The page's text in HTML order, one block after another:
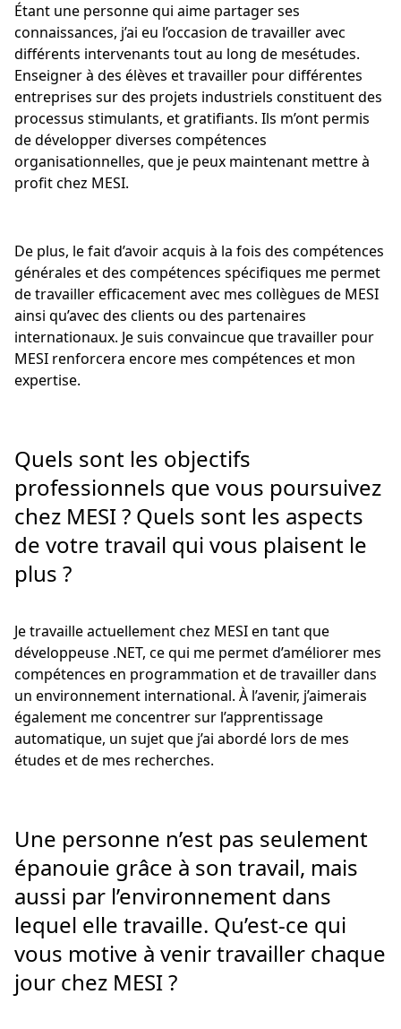
Étant une personne qui aime partager ses
connaissances, j’ai eu l’occasion de travailler avec
différents intervenants tout au long de mesétudes.
Enseigner à des élèves et travailler pour différentes
entreprises sur des projets industriels constituent des
processus stimulants, et gratifiants. Ils m’ont permis
de développer diverses compétences
organisationnelles, que je peux maintenant mettre à
profit chez MESI.
De plus, le fait d’avoir acquis à la fois des compétences
générales et des compétences spécifiques me permet
de travailler efficacement avec mes collègues de MESI
ainsi qu’avec des clients ou des partenaires
internationaux. Je suis convaincue que travailler pour
MESI renforcera encore mes compétences et mon
expertise.
Quels sont les objectifs
professionnels que vous poursuivez
chez MESI ? Quels sont les aspects
de votre travail qui vous plaisent le
plus ?
Je travaille actuellement chez MESI en tant que
développeuse .NET, ce qui me permet d’améliorer mes
compétences en programmation et de travailler dans
un environnement international. À l’avenir, j’aimerais
également me concentrer sur l’apprentissage
automatique, un sujet que j’ai abordé lors de mes
études et de mes recherches.
Une personne n’est pas seulement
épanouie grâce à son travail, mais
aussi par l’environnement dans
lequel elle travaille. Qu’est-ce qui
vous motive à venir travailler chaque
jour chez MESI ?